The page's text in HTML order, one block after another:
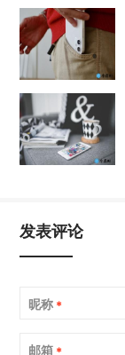
发表评论
昵称 *
邮箱 *